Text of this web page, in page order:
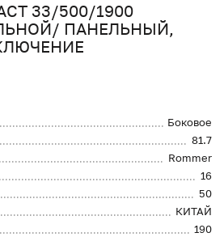
33/500/1900
ПАНЕЛЬНЫЙ,
Боковое
81.7
Rommer
16
50
КИТАЙ
190